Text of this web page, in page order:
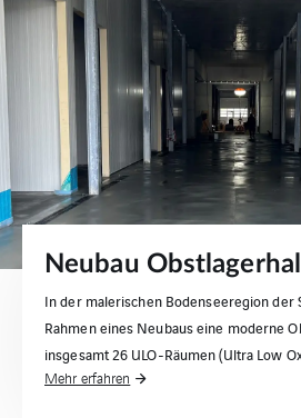
In der malerischen Bodenseeregion der
Rahmen eines Neubaus eine moderne
insgesamt 26 ULO-Räumen (Ultra Low
Mehr erfahren